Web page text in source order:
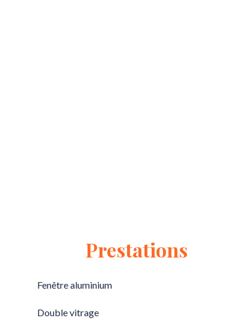
Prestations
Fenêtre aluminium
Double vitrage